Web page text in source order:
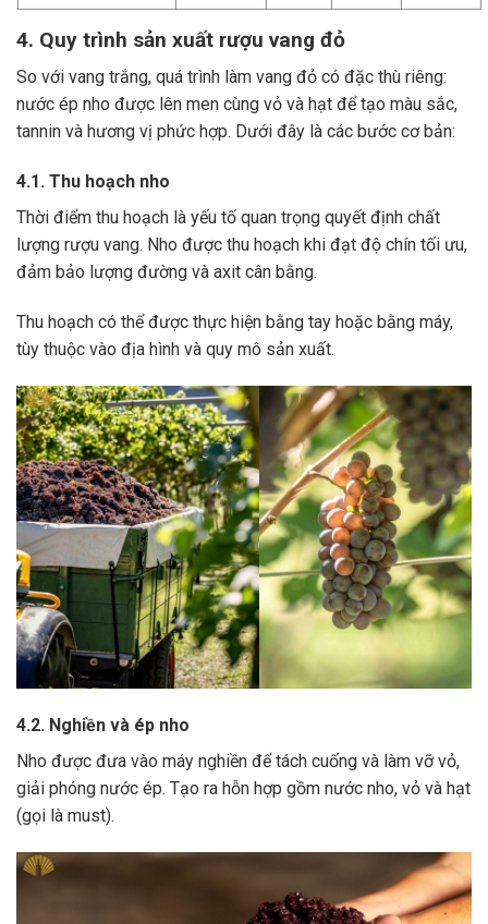
4. Quy trình sản xuất rượu vang đỏ
So với vang trắng, quá trình làm vang đỏ có đặc thù riêng:
nước ép nho được lên men cùng vỏ và hạt để tạo màu sắc,
tannin và hương vị phức hợp. Dưới đây là các bước cơ bản:
4.1. Thu hoạch nho
Thời điểm thu hoạch là yếu tố quan trọng quyết định chất
lượng rượu vang. Nho được thu hoạch khi đạt độ chín tối ưu,
đảm bảo lượng đường và axit cân bằng.
Thu hoạch có thể được thực hiện bằng tay hoặc bằng máy,
tùy thuộc vào địa hình và quy mô sản xuất.
4.2. Nghiền và ép nho
Nho được đưa vào máy nghiền để tách cuống và làm vỡ vỏ,
giải phóng nước ép. Tạo ra hỗn hợp gồm nước nho, vỏ và hạt
(gọi là must).